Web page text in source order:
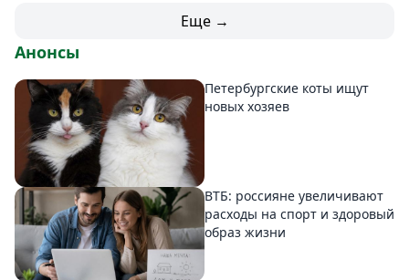
Еще →
Анонсы
Петербургские коты ищут
новых хозяев
ВТБ: россияне увеличивают
расходы на спорт и здоровый
образ жизни